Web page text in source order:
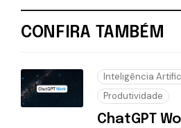
CONFIRA TAMBÉM
Inteligência
Produtividade
ChatGPT